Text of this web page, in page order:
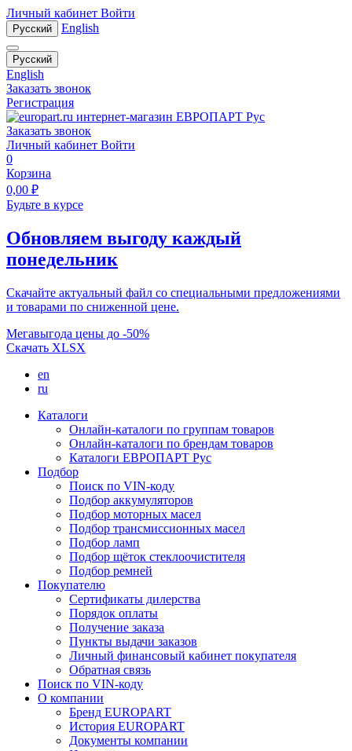
Личный кабинет Войти
Русский English
Русский
English
Заказать звонок
Регистрация
Заказать звонок
Личный кабинет Войти
0
Корзина
0,00 ₽
Будьте в курсе
Обновляем выгоду каждый
понедельник
Скачайте актуальный файл со специальными предложениями
и товарами по сниженной цене.
Мегавыгода цены до -50%
Скачать XLSX
en
ru
Каталоги
Онлайн-каталоги по группам товаров
Онлайн-каталоги по брендам товаров
Каталоги ЕВРОПАРТ Рус
Подбор
Поиск по VIN-коду
Подбор аккумуляторов
Подбор моторных масел
Подбор трансмиссионных масел
Подбор ламп
Подбор щёток стеклоочистителя
Подбор ремней
Покупателю
Сертификаты дилерства
Порядок оплаты
Получение заказа
Пункты выдачи заказов
Личный финансовый кабинет покупателя
Обратная связь
Поиск по VIN-коду
О компании
Бренд EUROPART
История EUROPART
Документы компании